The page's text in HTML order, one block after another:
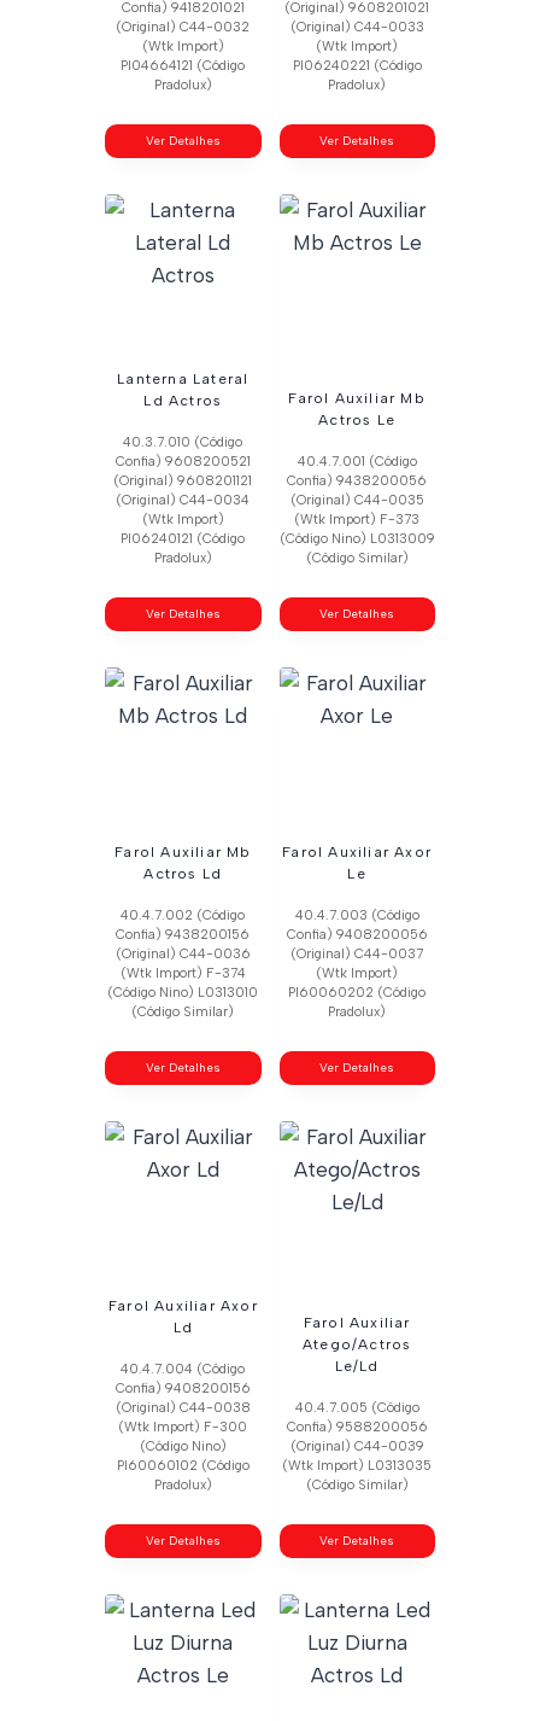
Confia) 9418201021
(Original) C44-0032
(Wtk Import)
Pl04664121 (Código
Pradolux)
Ver Detalhes
(Original) 9608201021
(Original) C44-0033
(Wtk Import)
Pl06240221 (Código
Pradolux)
Ver Detalhes
Lanterna Lateral
Ld Actros
40.3.7.010 (Código
Confia) 9608200521
(Original) 9608201121
(Original) C44-0034
(Wtk Import)
Pl06240121 (Código
Pradolux)
Ver Detalhes
Farol Auxiliar Mb
Actros Le
40.4.7.001 (Código
Confia) 9438200056
(Original) C44-0035
(Wtk Import) F-373
(Código Nino) L0313009
(Código Similar)
Ver Detalhes
Farol Auxiliar Mb
Actros Ld
40.4.7.002 (Código
Confia) 9438200156
(Original) C44-0036
(Wtk Import) F-374
(Código Nino) L0313010
(Código Similar)
Ver Detalhes
Farol Auxiliar Axor
Le
40.4.7.003 (Código
Confia) 9408200056
(Original) C44-0037
(Wtk Import)
Pl60060202 (Código
Pradolux)
Ver Detalhes
Farol Auxiliar Axor
Ld
40.4.7.004 (Código
Confia) 9408200156
(Original) C44-0038
(Wtk Import) F-300
(Código Nino)
Pl60060102 (Código
Pradolux)
Ver Detalhes
Farol Auxiliar
Atego/Actros
Le/Ld
40.4.7.005 (Código
Confia) 9588200056
(Original) C44-0039
(Wtk Import) L0313035
(Código Similar)
Ver Detalhes